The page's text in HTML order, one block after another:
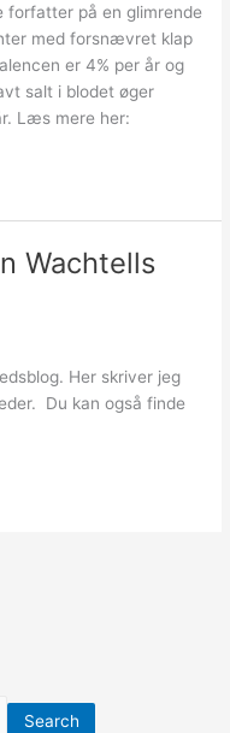
forfatter på en glimrende
med forsnævret klap
er 4% per år og
salt i blodet øger
Læs mere her:
Wachtells
Her skriver jeg
Du kan også finde
Search